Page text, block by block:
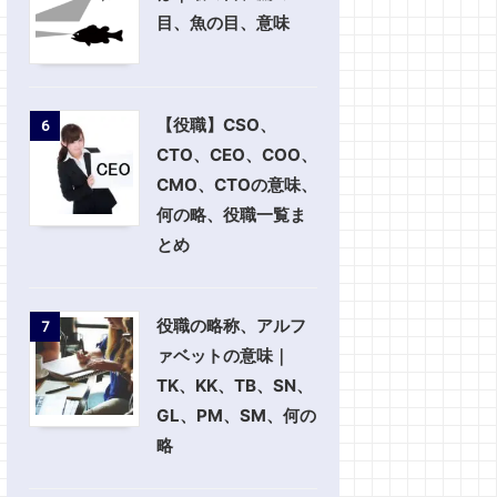
目、魚の目、意味
6
【役職】CSO、
CTO、CEO、COO、
CMO、CTOの意味、
何の略、役職一覧ま
とめ
7
役職の略称、アルフ
ァベットの意味｜
TK、KK、TB、SN、
GL、PM、SM、何の
略